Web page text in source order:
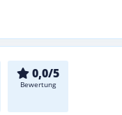
0,0/5
Bewertung